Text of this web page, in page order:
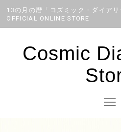
13の月の暦「コズミック・ダイアリ
OFFICIAL ONLINE STORE
Cosmic